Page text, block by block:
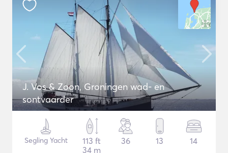
J. Vos & Zoon, Groningen wad- en
sontvaarder
Segling Yacht
113 ft
34 m
36 13 14